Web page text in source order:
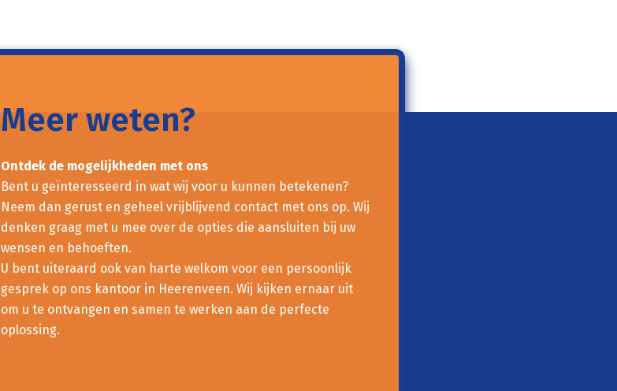
Meer weten?
Ontdek de mogelijkheden met ons
Bent u geïnteresseerd in wat wij voor u kunnen betekenen?
Neem dan gerust en geheel vrijblijvend contact met ons op. Wij
denken graag met u mee over de opties die aansluiten bij uw
wensen en behoeften.
U bent uiteraard ook van harte welkom voor een persoonlijk
gesprek op ons kantoor in Heerenveen. Wij kijken ernaar uit
om u te ontvangen en samen te werken aan de perfecte
oplossing.